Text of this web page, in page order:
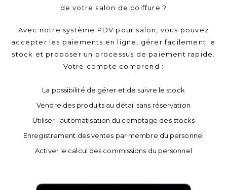
de votre salon de coiffure ?
Avec notre système PDV pour salon, vous pouvez
accepter les paiements en ligne, gérer facilement le
stock et proposer un processus de paiement rapide.
Votre compte comprend :
La possibilité de gérer et de suivre le stock
Vendre des produits au détail sans réservation
Utiliser l'automatisation du comptage des stocks
Enregistrement des ventes par membre du personnel
Activer le calcul des commissions du personnel